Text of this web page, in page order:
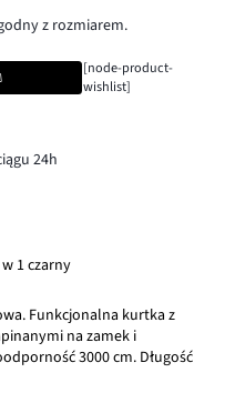
z rozmiarem.
[node-product-
wishlist]
24h
1 czarny
Funkcjonalna kurtka z
na zamek i
3000 cm. Długość